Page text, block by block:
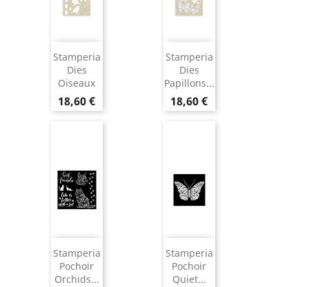
Stamperia
Dies
Oiseaux
18,60 €
Stamperia
Dies
Papillons...
18,60 €
Stamperia
Pochoir
Orchids...
Stamperia
Pochoir
Quiet...